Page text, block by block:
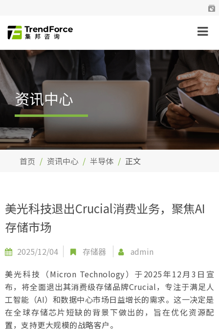
资讯中心
首页 资讯中心 半导体 正文
美光科技退出Crucial消费业务，聚焦AI
存储市场
2025/12/04 存储器
admin
美光科技（Micron Technology）于2025年12月3日宣
布，将全面退出其消费级存储品牌Crucial，专注于满足人
工智能（AI）和数据中心市场日益增长的需求。这一决定是
在全球存储芯片短缺的背景下做出的，旨在优化资源配
置，支持更大规模的战略客户。